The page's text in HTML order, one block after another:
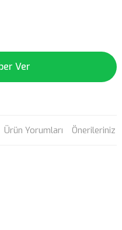
Ver
Ürün Yorumları Önerileriniz